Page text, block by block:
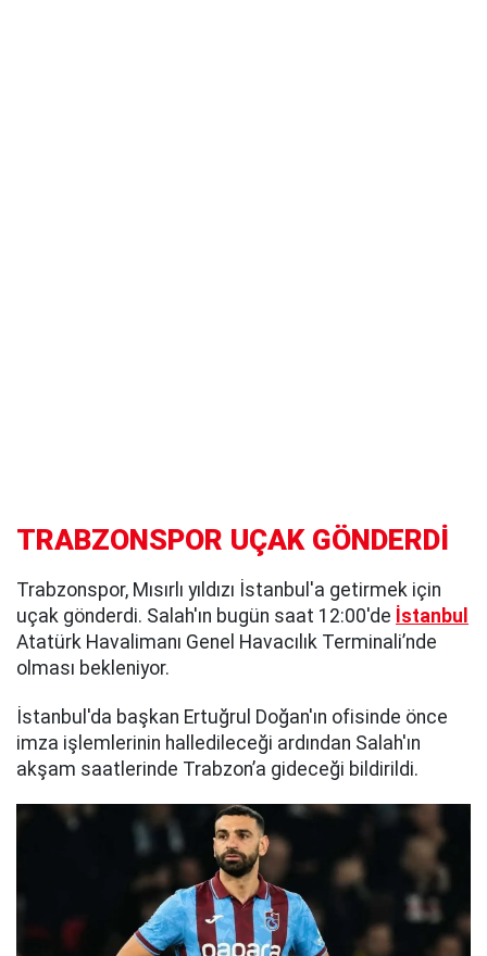
TRABZONSPOR UÇAK GÖNDERDİ
Trabzonspor, Mısırlı yıldızı İstanbul'a getirmek için
uçak gönderdi. Salah'ın bugün saat 12:00'de İstanbul
Atatürk Havalimanı Genel Havacılık Terminali’nde
olması bekleniyor.
İstanbul'da başkan Ertuğrul Doğan'ın ofisinde önce
imza işlemlerinin halledileceği ardından Salah'ın
akşam saatlerinde Trabzon’a gideceği bildirildi.